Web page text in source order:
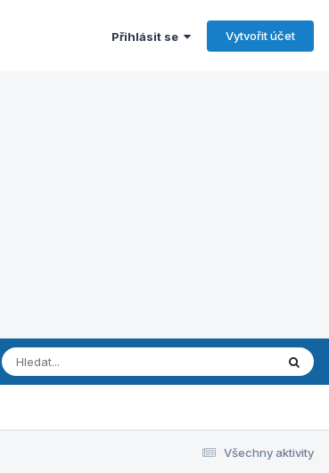
Přihlásit se Vytvořit účet
Všechny aktivity